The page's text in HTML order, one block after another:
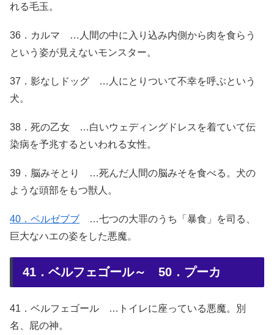
れる毛玉。
36．カルマ …人間の中に入り込み内側から肉を食らう
という姿が見えないモンスター。
37．影なしドッグ …人にとりついて不幸を呼ぶという
犬。
38．死の乙女 …白いウェディングドレスを着ていて伝
染病を予兆するといわれる女性。
39．脳みそとり …死んだ人間の脳みそを食べる。犬の
ような頭部をもつ獣人。
40．ベルゼブブ …七つの大罪のうち「暴食」を司る、
巨大なハエの姿をした悪魔。
41．ベルフェゴール～ 50．プーカ
41．ベルフェゴール …トイレに座っている悪魔。別
名、屁の神。